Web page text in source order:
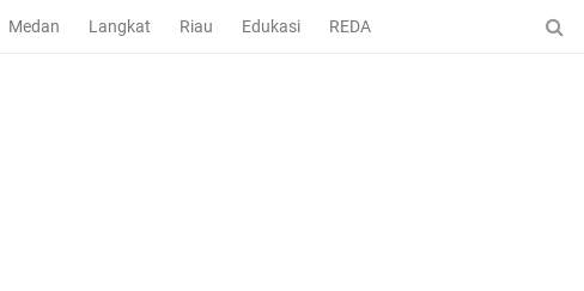
Medan Langkat Riau Edukasi REDAKSI